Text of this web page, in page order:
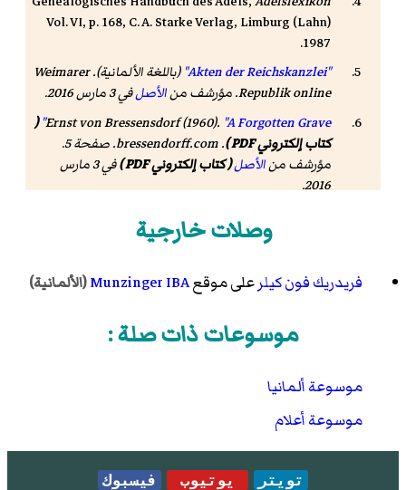
Vol. VI, p. 168, C. A. Starke Verlag, Limburg (Lahn)
1987.
"Akten der Reichskanzlei"
(باللغة الألمانية). Weimarer
Republik online. مؤرشف من
الأصلفي 3 مارس 2016
.
Ernst von Bressensdorf (1960). "A Forgotten Grave"
(
كتاب إلكتروني PDF )
. bressendorff.com. صفحة 5.
مؤرشف منالأصل( كتاب إلكتروني PDF )
في 3 مارس
2016
.
وصلات خارجية
فريدريك فون كيلرعلى موقعMunzinger IBA(الألمانية)
موسوعات ذات صلة :
موسوعة ألمانيا
موسوعة أعلام
تويتر يوتيوب
فيسبوك